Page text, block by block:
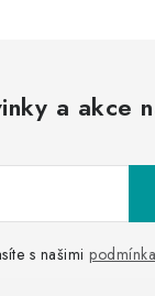
a akce
s našimi